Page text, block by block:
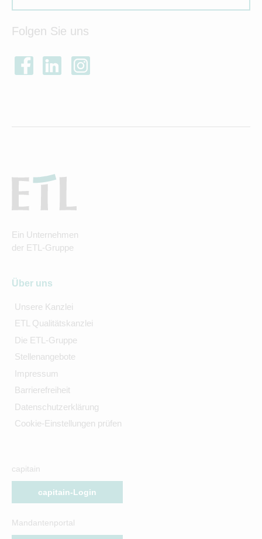
Folgen Sie uns
Ein Unternehmen
der ETL-Gruppe
Über uns
Unsere Kanzlei
ETL Qualitätskanzlei
Die ETL-Gruppe
Stellenangebote
Impressum
Barrierefreiheit
Datenschutzerklärung
Cookie-Einstellungen prüfen
capitain
capitain-Login
Mandantenportal